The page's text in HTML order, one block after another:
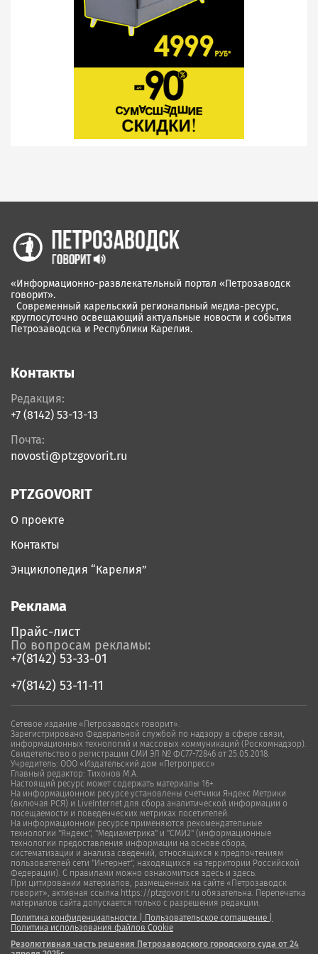
«Информационно-развлекательный портал «Петрозаводск
говорит».
Современный карельский региональный медиа-ресурс,
круглосуточно освещающий актуальные новости и события
Петрозаводска и Республики Карелия.
Контакты
Редакция:
+7 (8142) 53-13-13
Почта:
novosti@ptzgovorit.ru
PTZGOVORIT
О проекте
Контакты
Энциклопедия “Карелия”
Реклама
Прайс-лист
По вопросам рекламы:
+7(8142) 53-33-01
+7(8142) 53-11-11
Сетевое издание «Петрозаводск говорит».
Зарегистрировано Федеральной службой по надзору в сфере связи,
информационных технологий и массовых коммуникаций (Роскомнадзор).
Свидетельство о регистрации СМИ ЭЛ № ФС77-72846 от 25.05.2018.
Учредитель: ООО «Издательский дом «Петропресс»
Главный редактор: Тихонов М.А.
Настоящий ресурс может содержать материалы 16+.
На информационном ресурсе установлены счетчики Яндекс Метрики
(включая РСЯ) и LiveInternet для сбора аналитической информации о
посещаемости и поведенческих метриках посетителей.
На информационном ресурсе применяются рекомендательные
технологии "Яндекс", "Медиаметрика" и "СМИ2" (информационные
технологии предоставления информации на основе сбора,
систематизации и анализа сведений, относящихся к предпочтениям
пользователей сети "Интернет", находящихся на территории Российской
Федерации). С правилами можно ознакомиться здесь и здесь.
При цитировании материалов, размещенных на сайте «Петрозаводск
говорит», активная ссылка https://ptzgovorit.ru обязательна. Перепечатка
материалов сайта допускается только с разрешения редакции.
Политика конфиденциальности
Пользовательское соглашение
Политика использования файлов Cookie
Резолютивная часть решения Петрозаводского городского суда от 24